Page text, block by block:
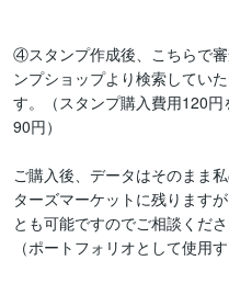
④スタンプ作成後、こちらで
ンプショップより検索してい
す。（スタンプ購入費用120
90円）
ご購入後、データはそのまま
ターズマーケットに残ります
とも可能ですのでご相談くださ
（ポートフォリオとして使用